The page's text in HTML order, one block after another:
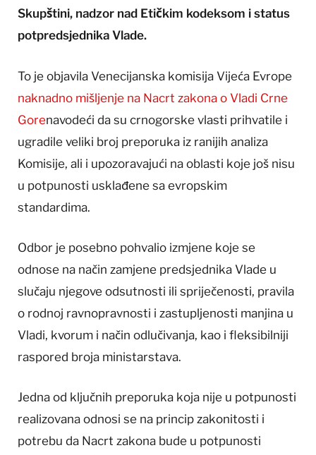
Skupštini, nadzor nad Etičkim kodeksom i status
potpredsjednika Vlade.
To je objavila Venecijanska komisija Vijeća Evrope
naknadno mišljenje na Nacrt zakona o Vladi Crne
Gorenavodeći da su crnogorske vlasti prihvatile i
ugradile veliki broj preporuka iz ranijih analiza
Komisije, ali i upozoravajući na oblasti koje još nisu
u potpunosti usklađene sa evropskim
standardima.
Odbor je posebno pohvalio izmjene koje se
odnose na način zamjene predsjednika Vlade u
slučaju njegove odsutnosti ili spriječenosti, pravila
o rodnoj ravnopravnosti i zastupljenosti manjina u
Vladi, kvorum i način odlučivanja, kao i fleksibilniji
raspored broja ministarstava.
Jedna od ključnih preporuka koja nije u potpunosti
realizovana odnosi se na princip zakonitosti i
potrebu da Nacrt zakona bude u potpunosti